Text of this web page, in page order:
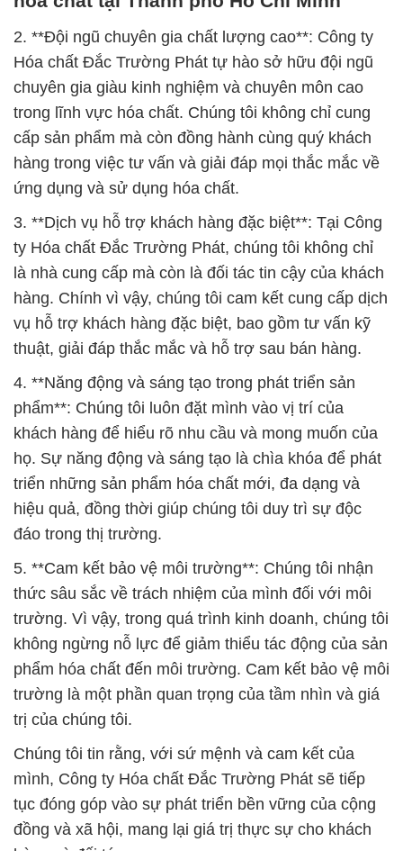
2. **Đội ngũ chuyên gia chất lượng cao**: Công ty
Hóa chất Đắc Trường Phát tự hào sở hữu đội ngũ
chuyên gia giàu kinh nghiệm và chuyên môn cao
trong lĩnh vực hóa chất. Chúng tôi không chỉ cung
cấp sản phẩm mà còn đồng hành cùng quý khách
hàng trong việc tư vấn và giải đáp mọi thắc mắc về
ứng dụng và sử dụng hóa chất.
3. **Dịch vụ hỗ trợ khách hàng đặc biệt**: Tại Công
ty Hóa chất Đắc Trường Phát, chúng tôi không chỉ
là nhà cung cấp mà còn là đối tác tin cậy của khách
hàng. Chính vì vậy, chúng tôi cam kết cung cấp dịch
vụ hỗ trợ khách hàng đặc biệt, bao gồm tư vấn kỹ
thuật, giải đáp thắc mắc và hỗ trợ sau bán hàng.
4. **Năng động và sáng tạo trong phát triển sản
phẩm**: Chúng tôi luôn đặt mình vào vị trí của
khách hàng để hiểu rõ nhu cầu và mong muốn của
họ. Sự năng động và sáng tạo là chìa khóa để phát
triển những sản phẩm hóa chất mới, đa dạng và
hiệu quả, đồng thời giúp chúng tôi duy trì sự độc
đáo trong thị trường.
5. **Cam kết bảo vệ môi trường**: Chúng tôi nhận
thức sâu sắc về trách nhiệm của mình đối với môi
trường. Vì vậy, trong quá trình kinh doanh, chúng tôi
không ngừng nỗ lực để giảm thiểu tác động của sản
phẩm hóa chất đến môi trường. Cam kết bảo vệ môi
trường là một phần quan trọng của tầm nhìn và giá
trị của chúng tôi.
Chúng tôi tin rằng, với sứ mệnh và cam kết của
mình, Công ty Hóa chất Đắc Trường Phát sẽ tiếp
tục đóng góp vào sự phát triển bền vững của cộng
đồng và xã hội, mang lại giá trị thực sự cho khách